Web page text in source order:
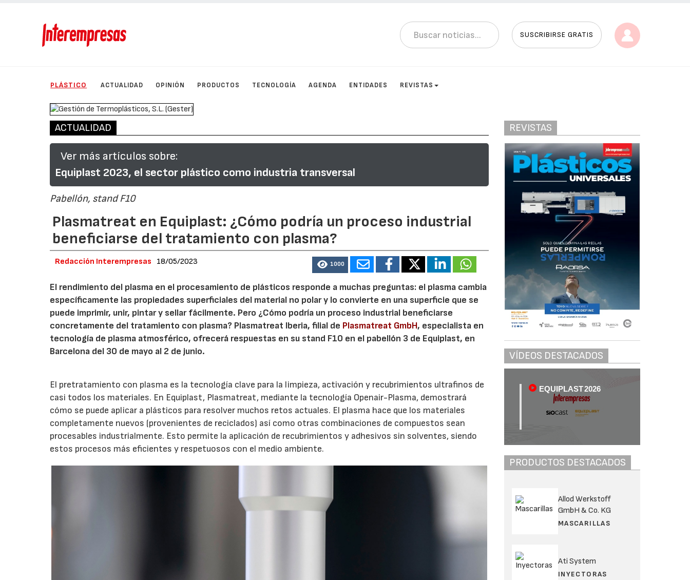
SUSCRIBIRSE GRATIS
PLÁSTICO ACTUALIDAD OPINIÓN PRODUCTOS TECNOLOGÍA AGENDA ENTIDADES REVISTAS
ACTUALIDAD
Ver más artículos sobre:
Equiplast 2023, el sector plástico como industria transversal
Pabellón, stand F10
Plasmatreat en Equiplast: ¿Cómo podría un proceso industrial
beneficiarse del tratamiento con plasma?
Redacción Interempresas 18/05/2023 1000
El rendimiento del plasma en el procesamiento de plásticos responde a muchas preguntas: el plasma cambia
específicamente las propiedades superficiales del material no polar y lo convierte en una superficie que se
puede imprimir, unir, pintar y sellar fácilmente. Pero ¿Cómo podría un proceso industrial beneficiarse
concretamente del tratamiento con plasma? Plasmatreat Iberia, filial de Plasmatreat GmbH, especialista en
tecnología de plasma atmosférico, ofrecerá respuestas en su stand F10 en el pabellón 3 de Equiplast, en
Barcelona del 30 de mayo al 2 de junio.
El pretratamiento con plasma es la tecnología clave para la limpieza, activación y recubrimientos ultrafinos de
casi todos los materiales. En Equiplast, Plasmatreat, mediante la tecnología Openair-Plasma, demostrará
cómo se puede aplicar a plásticos para resolver muchos retos actuales. El plasma hace que los materiales
completamente nuevos (provenientes de reciclados) así como otras combinaciones de compuestos sean
procesables industrialmente. Esto permite la aplicación de recubrimientos y adhesivos sin solventes, siendo
estos procesos más eficientes y respetuosos con el medio ambiente.
REVISTAS
VÍDEOS DESTACADOS
EQUIPLAST 2026
PRODUCTOS DESTACADOS
Allod Werkstoff
GmbH & Co. KG
MASCARILLAS
Ati System
INYECTORAS